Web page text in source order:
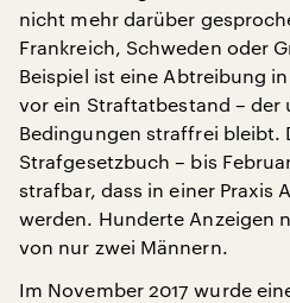
nicht mehr darüber
Frankreich, Schweden oder
Beispiel ist eine Abtreibung
vor ein Straftatbestand – der
Bedingungen straffrei bleibt.
Strafgesetzbuch – bis
strafbar, dass in einer Praxis
werden. Hunderte Anzeigen
von nur zwei Männern.
Im November 2017 wurde